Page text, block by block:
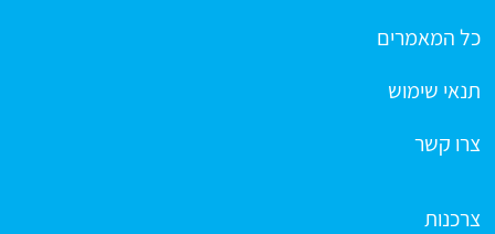
כל המאמרים
תנאי שימוש
צרו קשר
צרכנות